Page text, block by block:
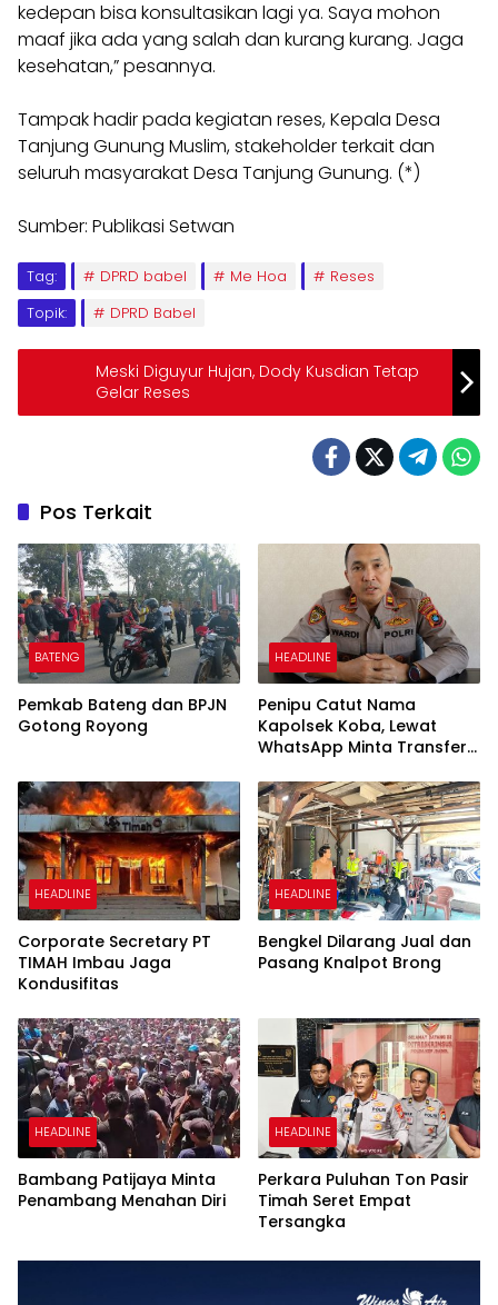
kedepan bisa konsultasikan lagi ya. Saya mohon
maaf jika ada yang salah dan kurang kurang. Jaga
kesehatan,” pesannya.
Tampak hadir pada kegiatan reses, Kepala Desa
Tanjung Gunung Muslim, stakeholder terkait dan
seluruh masyarakat Desa Tanjung Gunung. (*)
Sumber: Publikasi Setwan
Tag: DPRD babel Me Hoa
Reses
Topik:
DPRD Babel
Meski Diguyur Hujan, Dody Kusdian Tetap
Gelar Reses
Pos Terkait
BATENG
Pemkab Bateng dan BPJN
Gotong Royong
HEADLINE
Penipu Catut Nama
Kapolsek Koba, Lewat
WhatsApp Minta Transfer
HEADLINE
Corporate Secretary PT
TIMAH Imbau Jaga
Kondusifitas
HEADLINE
Bengkel Dilarang Jual dan
Pasang Knalpot Brong
HEADLINE
Bambang Patijaya Minta
Penambang Menahan Diri
HEADLINE
Perkara Puluhan Ton Pasir
Timah Seret Empat
Tersangka